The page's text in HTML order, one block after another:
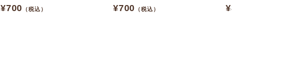
¥700 （税込）
¥700 （税込）
¥825